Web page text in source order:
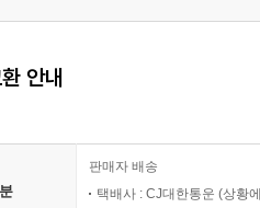
안내
판매자 배송
택배사 : CJ대한통운 (상황